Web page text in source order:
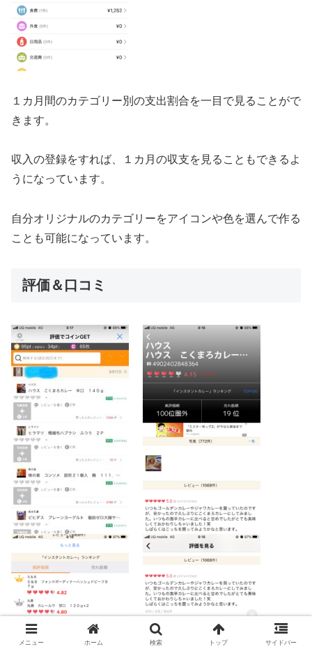
１カ月間のカテゴリー別の支出割合を一目で見ることがで
きます。
収入の登録をすれば、１カ月の収支を見ることもできるよ
うになっています。
自分オリジナルのカテゴリーをアイコンや色を選んで作る
ことも可能になっています。
評価＆口コミ
メニュー ホーム 検索 トップ サイドバー